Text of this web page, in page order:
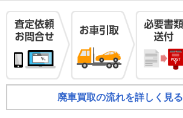
廃車買取の流れを詳しく見る